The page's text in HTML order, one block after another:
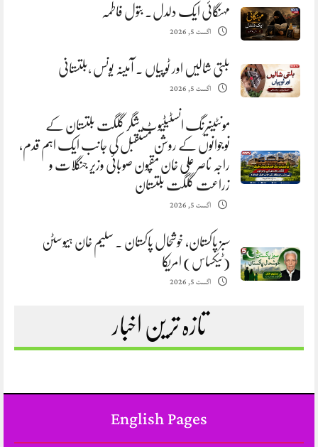
مہنگائی ایک دلدل. بتول فاطمہ
اگست 5, 2026
بلتی شالیں اور ٹوپیاں . آمینہ یونس ،بلتستانی
اگست 5, 2026
مونٹینیرنگ انسٹیٹیوٹ شگر گلگت بلتستان کے
نوجوانوں کے روشن مستقبل کی جانب ایک اہم قدم،
راجہ ناصر علی خان مقپون صوبائی وزیر جنگلات و
زراعت گلگت بلتستان
اگست 5, 2026
سبز پاکستان، خوشحال پاکستان . سلیم خان ہیوسٹن
(ٹیکساس) امریکا
اگست 5, 2026
تازہ ترین اخبار
English Pages